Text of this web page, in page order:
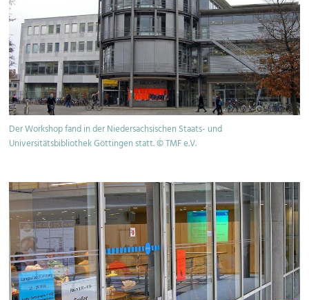
Der Workshop fand in der Niedersachsischen Staats- und
Universitätsbibliothek Göttingen statt. © TMF e.V.